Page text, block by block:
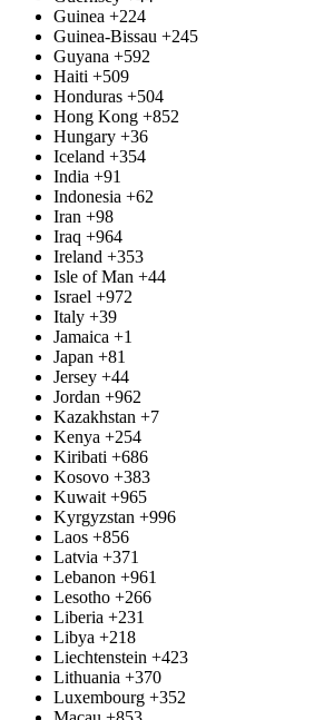
Guinea +224
Guinea-Bissau +245
Guyana +592
Haiti +509
Honduras +504
Hong Kong +852
Hungary +36
Iceland +354
India +91
Indonesia +62
Iran +98
Iraq +964
Ireland +353
Isle of Man +44
Israel +972
Italy +39
Jamaica +1
Japan +81
Jersey +44
Jordan +962
Kazakhstan +7
Kenya +254
Kiribati +686
Kosovo +383
Kuwait +965
Kyrgyzstan +996
Laos +856
Latvia +371
Lebanon +961
Lesotho +266
Liberia +231
Libya +218
Liechtenstein +423
Lithuania +370
Luxembourg +352